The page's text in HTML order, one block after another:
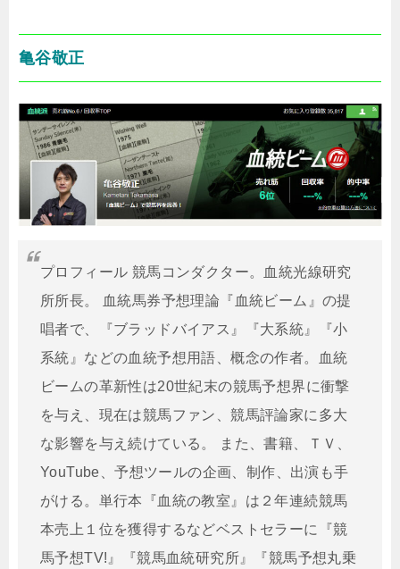
亀谷敬正
プロフィール 競馬コンダクター。血統光線研究
所所長。 血統馬券予想理論『血統ビーム』の提
唱者で、『ブラッドバイアス』『大系統』『小
系統』などの血統予想用語、概念の作者。血統
ビームの革新性は20世紀末の競馬予想界に衝撃
を与え、現在は競馬ファン、競馬評論家に多大
な影響を与え続けている。 また、書籍、ＴＶ、
YouTube、予想ツールの企画、制作、出演も手
がける。単行本『血統の教室』は２年連続競馬
本売上１位を獲得するなどベストセラーに『競
馬予想TV!』『競馬血統研究所』『競馬予想丸乗